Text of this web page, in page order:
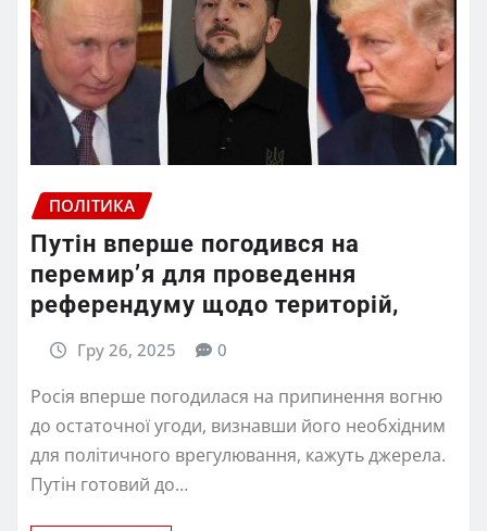
ПОЛІТИКА
Путін вперше погодився на
перемир’я для проведення
референдуму щодо територій,
Гру 26, 2025 0
Росія вперше погодилася на припинення вогню
до остаточної угоди, визнавши його необхідним
для політичного врегулювання, кажуть джерела.
Путін готовий до…